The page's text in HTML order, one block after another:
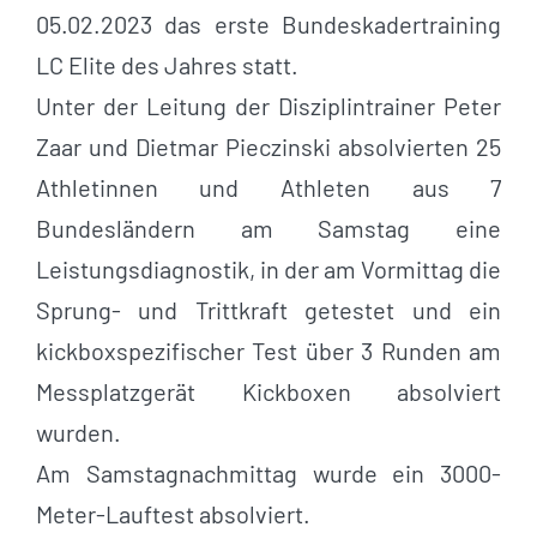
05.02.2023 das erste Bundeskadertraining
LC Elite des Jahres statt.
Unter der Leitung der Disziplintrainer Peter
Zaar und Dietmar Pieczinski absolvierten 25
Athletinnen und Athleten aus 7
Bundesländern am Samstag eine
Leistungsdiagnostik, in der am Vormittag die
Sprung- und Trittkraft getestet und ein
kickboxspezifischer Test über 3 Runden am
Messplatzgerät Kickboxen absolviert
wurden.
Am Samstagnachmittag wurde ein 3000-
Meter-Lauftest absolviert.